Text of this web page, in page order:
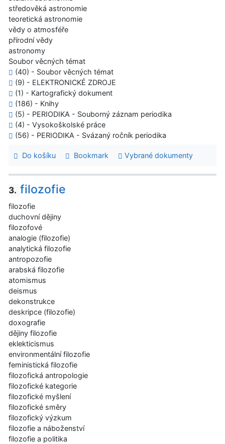
středověká astronomie
teoretická astronomie
vědy o atmosféře
přírodní vědy
astronomy
Soubor věcných témat
(40) - Soubor věcných témat
(9) - ELEKTRONICKÉ ZDROJE
(1) - Kartografický dokument
(186) - Knihy
(5) - PERIODIKA - Souborný záznam periodika
(4) - Vysokoškolské práce
(56) - PERIODIKA - Svázaný ročník periodika
Do košíku Bookmark Vybrané dokumenty
3. filozofie
filozofie
duchovní dějiny
filozofové
analogie (filozofie)
analytická filozofie
antropozofie
arabská filozofie
atomismus
deismus
dekonstrukce
deskripce (filozofie)
doxografie
dějiny filozofie
eklekticismus
environmentální filozofie
feministická filozofie
filozofická antropologie
filozofické kategorie
filozofické myšlení
filozofické směry
filozofický výzkum
filozofie a náboženství
filozofie a politika